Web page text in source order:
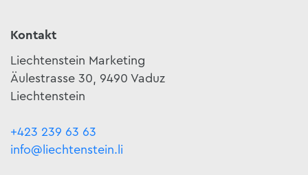
Kontakt
Liechtenstein Marketing
Äulestrasse 30, 9490 Vaduz
Liechtenstein
+423 239 63 63
info@liechtenstein.li